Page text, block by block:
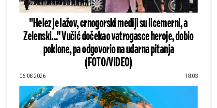
"Helez je lažov, crnogorski mediji su licemerni, a
Zelenski..." Vučić dočekao vatrogasce heroje, dobio
poklone, pa odgovorio na udarna pitanja
(FOTO/VIDEO)
06.08.2026 18:03